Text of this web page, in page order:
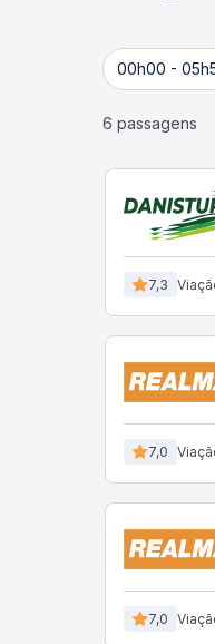
00h00 -
6 passagens
7,3
7,0
7,0